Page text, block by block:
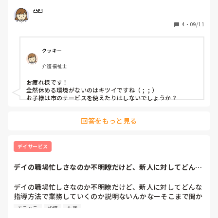
自分の体調の変化
もう…しんどい…何も出来なくなってきた。
洗濯や、食事作りは何とかしてるけど…。
人間不信にもなってきた。
凸凹
4 ・ 09/11
クッキー
介護福祉士
お疲れ様です！
全然休める環境がないのはキツイですね（ ;  ; ）
お子様は市のサービスを使えたりはしないでしょうか？
回答をもっと見る
デイサービス
デイの職場忙しさなのか不明瞭だけど、新人に対してどんな
デイの職場忙しさなのか不明瞭だけど、新人に対してどんな
指導方法で業務していくのか説明ないんかなーそこまで聞か
なきゃ上は動かないのかなー💦その時点で聴き疲れが生じて
モラハラ 指導 先輩